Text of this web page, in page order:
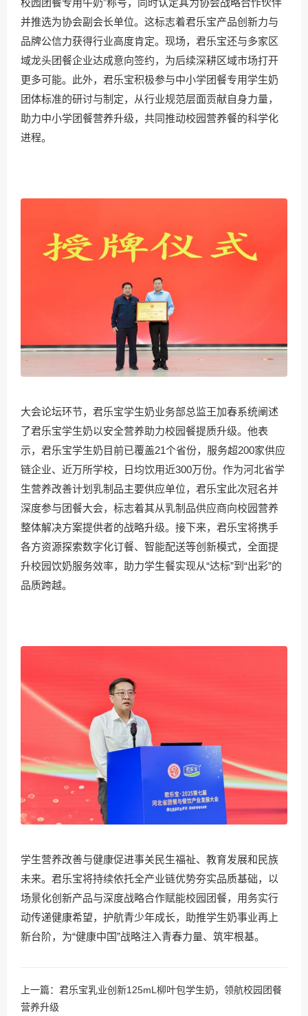
并推选为协会副会长单位。这标志着君乐宝产品创新力与
品牌公信力获得行业高度肯定。现场，君乐宝还与多家区
域龙头团餐企业达成意向签约，为后续深耕区域市场打开
更多可能。此外，君乐宝积极参与中小学团餐专用学生奶
团体标准的研讨与制定，从行业规范层面贡献自身力量，
助力中小学团餐营养升级，共同推动校园营养餐的科学化
进程。
大会论坛环节，君乐宝学生奶业务部总监王加春系统阐述
了君乐宝学生奶以安全营养助力校园餐提质升级。他表
示，君乐宝学生奶目前已覆盖21个省份，服务超200家供应
链企业、近万所学校，日均饮用近300万份。作为河北省学
生营养改善计划乳制品主要供应单位，君乐宝此次冠名并
深度参与团餐大会，标志着其从乳制品供应商向校园营养
整体解决方案提供者的战略升级。接下来，君乐宝将携手
各方资源探索数字化订餐、智能配送等创新模式，全面提
升校园饮奶服务效率，助力学生餐实现从“达标”到“出彩”的
品质跨越。
学生营养改善与健康促进事关民生福祉、教育发展和民族
未来。君乐宝将持续依托全产业链优势夯实品质基础，以
场景化创新产品与深度战略合作赋能校园团餐，用务实行
动传递健康希望，护航青少年成长，助推学生奶事业再上
新台阶，为“健康中国”战略注入青春力量、筑牢根基。
上一篇： 君乐宝乳业创新125mL柳叶包学生奶，领航校园团餐
营养升级